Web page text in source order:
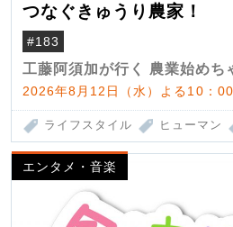
つなぐきゅうり農家！
#183
工藤阿須加が行く 農業始めち
2026年8月12日（水）よる10：
ライフスタイル ヒューマン
エンタメ・音楽